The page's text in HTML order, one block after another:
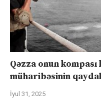
Qəzza onun
müharibəsinin
İyul 31, 2025